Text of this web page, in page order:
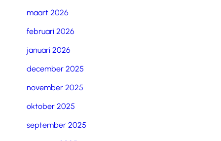
maart 2026
februari 2026
januari 2026
december 2025
november 2025
oktober 2025
september 2025